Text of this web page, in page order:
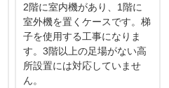
2階に室内機があり、1階に
室外機を置くケースです。梯
子を使用する工事になりま
す。3階以上の足場がない高
所設置には対応していませ
ん。